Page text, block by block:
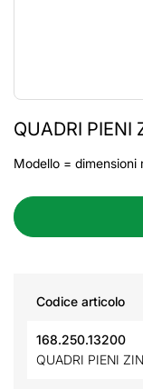
QUADRI PIENI
Modello = dimensioni
Codice articolo
168.250.13200
QUADRI PIENI